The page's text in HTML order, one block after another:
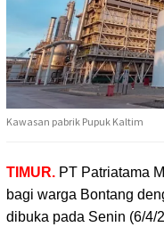
Kawasan pabrik Pupuk Kaltim
TIMUR. PT Patriatama
bagi warga Bontang
dibuka pada Senin (6/4/